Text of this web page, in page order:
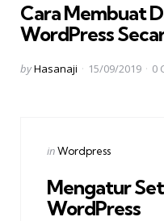
Cara Membuat
WordPress
Posted
byHasanaji 15/09/2019 0
Categories
Posted
inWordpress
Mengatur
WordPress